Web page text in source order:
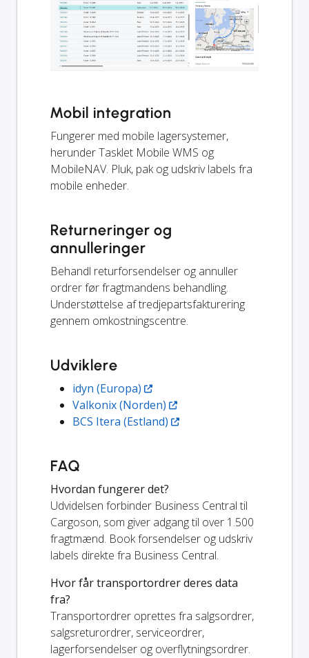
Mobil integration
Fungerer med mobile lagersystemer,
herunder Tasklet Mobile WMS og
MobileNAV. Pluk, pak og udskriv labels fra
mobile enheder.
Returneringer og
annulleringer
Behandl returforsendelser og annuller
ordrer før fragtmandens behandling.
Understøttelse af tredjepartsfakturering
gennem omkostningscentre.
Udviklere
idyn (Europa)
Valkonix (Norden)
BCS Itera (Estland)
FAQ
Hvordan fungerer det?
Udvidelsen forbinder Business Central til
Cargoson, som giver adgang til over 1.500
fragtmænd. Book forsendelser og udskriv
labels direkte fra Business Central.
Hvor får transportordrer deres data
fra?
Transportordrer oprettes fra salgsordrer,
salgsreturordrer, serviceordrer,
lagerforsendelser og overflytningsordrer.